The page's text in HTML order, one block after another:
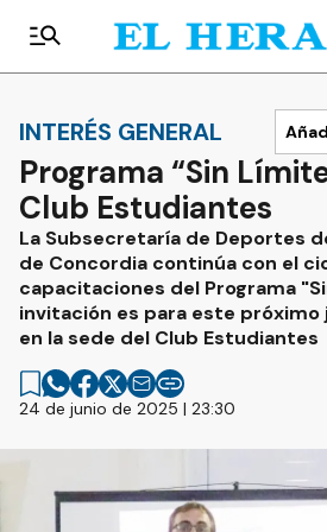
INTERÉS GENERAL
Programa “Sin
Club Estudiantes
La Subsecretaría de Deportes
de Concordia continúa con el
capacitaciones del Programa
invitación es para este próximo
en la sede del Club Estudiantes
24 de junio de 2025 | 23:30